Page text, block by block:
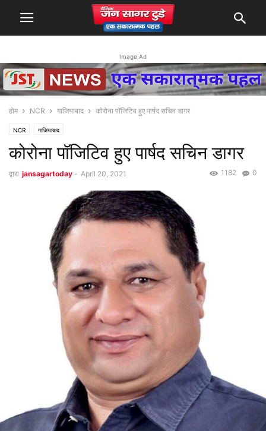
Image Ad
होम NCR गाजियाबाद कोरोना पॉजिटिव हुए पार्षद सचिन डागर
NCR गाजियाबाद
कोरोना पॉजिटिव हुए पार्षद सचिन डागर
द्वारा jansagartoday - April 20, 2021 0
1182